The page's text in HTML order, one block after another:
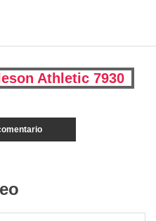
Athletic 7930